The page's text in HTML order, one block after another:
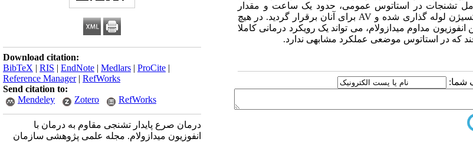
Download citation:
BibTeX | RIS | EndNote | Medlars | ProCite |
Reference Manager| RefWorks
Send citation to:
Mendeley
Zotero RefWorks
درمان صرع پایدار تشنجی مقاوم به درمان با
انفوزیون میدازولام. مجله علمی پژوهشی سازمان
تشنجات در استاتوس عمومی، حدود یک ساعت و مقدار
متوسط میدازولام لازم 3.6 ?g/kg/min بود. 2 مورد از این بیماران بعلت افت اشباع اکسیژن لوله گذاری شده و AV برای آنان برقرار گردید. در هیچ
مداوم میدازولام، می تواند یک رویکرد درمانی کاملا
که در استاتوس موضعی عملکرد مشابهی ندارد.
شما: